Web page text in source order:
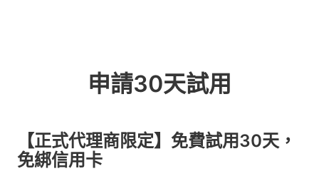
申請30天試用
【正式代理商限定】免費試用30天，
免綁信用卡